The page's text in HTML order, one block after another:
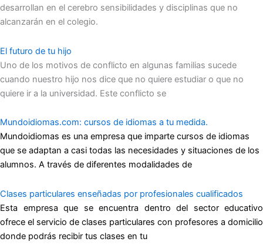
desarrollan en el cerebro sensibilidades y disciplinas que no
alcanzarán en el colegio.
El futuro de tu hijo
Uno de los motivos de conflicto en algunas familias sucede
cuando nuestro hijo nos dice que no quiere estudiar o que no
quiere ir a la universidad. Este conflicto se
Mundoidiomas.com: cursos de idiomas a tu medida.
Mundoidiomas es una empresa que imparte cursos de idiomas
que se adaptan a casi todas las necesidades y situaciones de los
alumnos. A través de diferentes modalidades de
Clases particulares enseñadas por profesionales cualificados
Esta empresa que se encuentra dentro del sector educativo
ofrece el servicio de clases particulares con profesores a domicilio
donde podrás recibir tus clases en tu